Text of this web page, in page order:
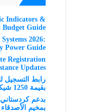
Indicators &
Budget Guide
2026:
Power Guide
Registration
Updates
رابط التسجيل
بقيمة 1250 شيكل
بدعم
بمخيم